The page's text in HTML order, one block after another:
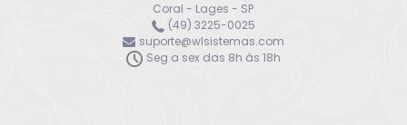
Coral - Lages - SP
(49) 3225-0025
suporte@wlsistemas.com
Seg a sex das 8h às 18h